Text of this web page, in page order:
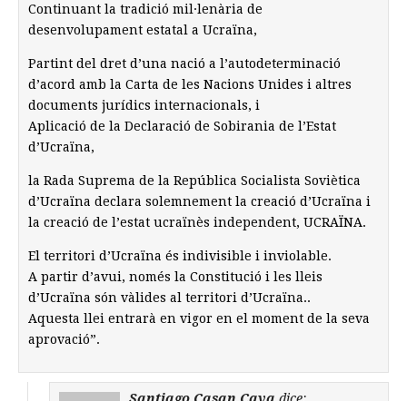
Continuant la tradició mil·lenària de
desenvolupament estatal a Ucraïna,
Partint del dret d’una nació a l’autodeterminació
d’acord amb la Carta de les Nacions Unides i altres
documents jurídics internacionals, i
Aplicació de la Declaració de Sobirania de l’Estat
d’Ucraïna,
la Rada Suprema de la República Socialista Soviètica
d’Ucraïna declara solemnement la creació d’Ucraïna i
la creació de l’estat ucraïnès independent, UCRAÏNA.
El territori d’Ucraïna és indivisible i inviolable.
A partir d’avui, només la Constitució i les lleis
d’Ucraïna són vàlides al territori d’Ucraïna..
Aquesta llei entrarà en vigor en el moment de la seva
aprovació”.
Santiago Casan Cava dice: